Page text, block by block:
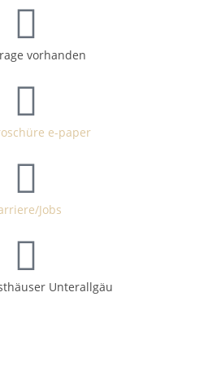
vorhanden
e-paper
Jobs
Unterallgäu